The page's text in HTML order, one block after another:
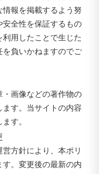
報を掲載するよう努
全性を保証するもの
用したことで生じた
負いかねますのでご
・画像などの著作物の
す。当サイトの内容
す。
方針により、本ポリ
。変更後の最新の内